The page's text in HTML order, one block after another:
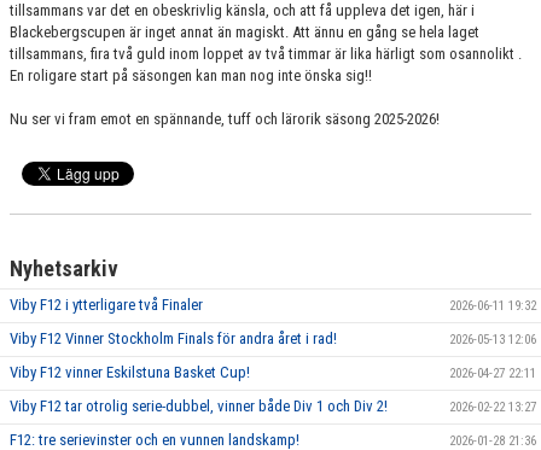
tillsammans var det en obeskrivlig känsla, och att få uppleva det igen, här i
Blackebergscupen är inget annat än magiskt. Att ännu en gång se hela laget
tillsammans, fira två guld inom loppet av två timmar är lika härligt som osannolikt .
En roligare start på säsongen kan man nog inte önska sig!!
Nu ser vi fram emot en spännande, tuff och lärorik säsong 2025-2026!
Nyhetsarkiv
Viby F12 i ytterligare två Finaler 2026-06-11 19:32
Viby F12 Vinner Stockholm Finals för andra året i rad! 2026-05-13 12:06
Viby F12 vinner Eskilstuna Basket Cup! 2026-04-27 22:11
Viby F12 tar otrolig serie-dubbel, vinner både Div 1 och Div 2! 2026-02-22 13:27
F12: tre serievinster och en vunnen landskamp! 2026-01-28 21:36